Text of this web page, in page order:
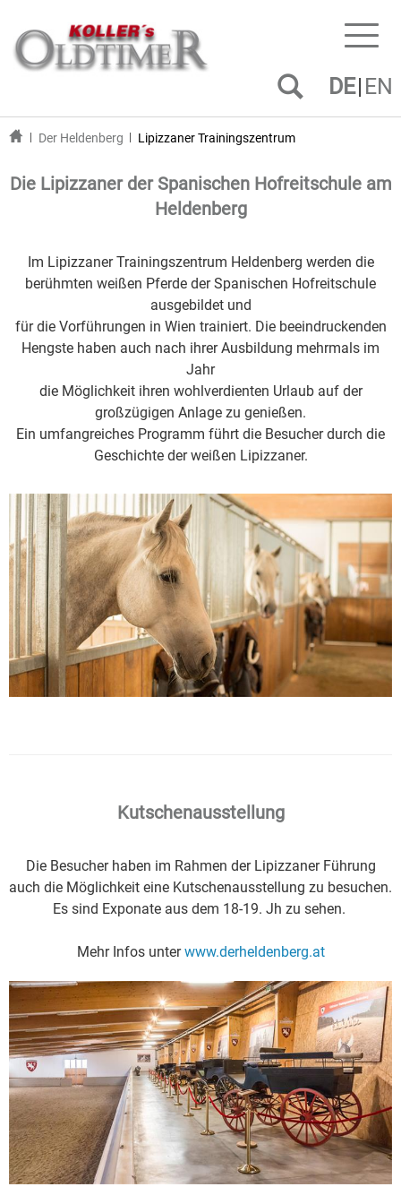
DE EN
Der Heldenberg Lipizzaner Trainingszentrum
Die Lipizzaner der Spanischen Hofreitschule am
Heldenberg
Im Lipizzaner Trainingszentrum Heldenberg werden die
berühmten weißen Pferde der Spanischen Hofreitschule
ausgebildet und
für die Vorführungen in Wien trainiert. Die beeindruckenden
Hengste haben auch nach ihrer Ausbildung mehrmals im
Jahr
die Möglichkeit ihren wohlverdienten Urlaub auf der
großzügigen Anlage zu genießen.
Ein umfangreiches Programm führt die Besucher durch die
Geschichte der weißen Lipizzaner.
Kutschenausstellung
Die Besucher haben im Rahmen der Lipizzaner Führung
auch die Möglichkeit eine Kutschenausstellung zu besuchen.
Es sind Exponate aus dem 18-19. Jh zu sehen.
Mehr Infos unterwww.derheldenberg.at